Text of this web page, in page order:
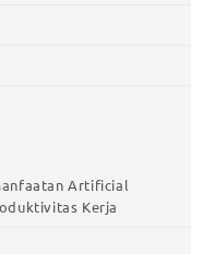
Artificial
Kerja